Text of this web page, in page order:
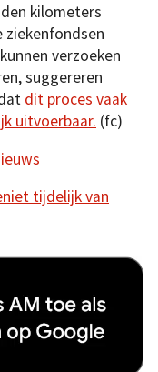
kilometers
verzoeken
suggereren
dit proces vaak
uitvoerbaar. (fc)
tijdelijk van